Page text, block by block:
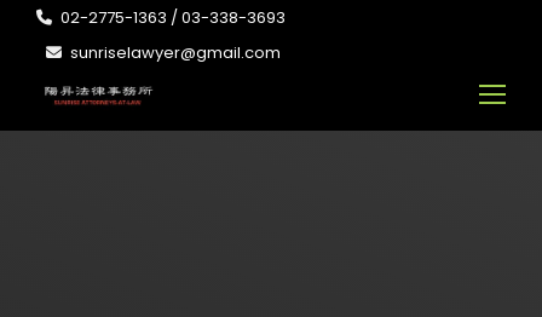
02-2775-1363 / 03-338-3693
sunriselawyer@gmail.com